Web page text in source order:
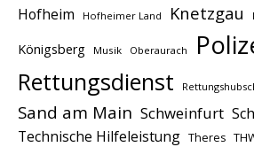
Hofheim Hofheimer Land Knetzgau
Königsberg Musik Oberaurach
Rettungsdienst
Sand am Main Schweinfurt
Technische Hilfeleistung Theres